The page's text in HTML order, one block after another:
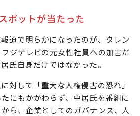
ポットが当たった
道で明らかになったのが、タレン
ジテレビの元女性社員への加害だ
氏自身だけではなかった。
対して「重大な人権侵害の恐れ」
にもかかわらず、中居氏を番組に
ら、企業としてのガバナンス、人